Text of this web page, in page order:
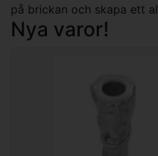
på brickan och skapa ett
Nya varor!